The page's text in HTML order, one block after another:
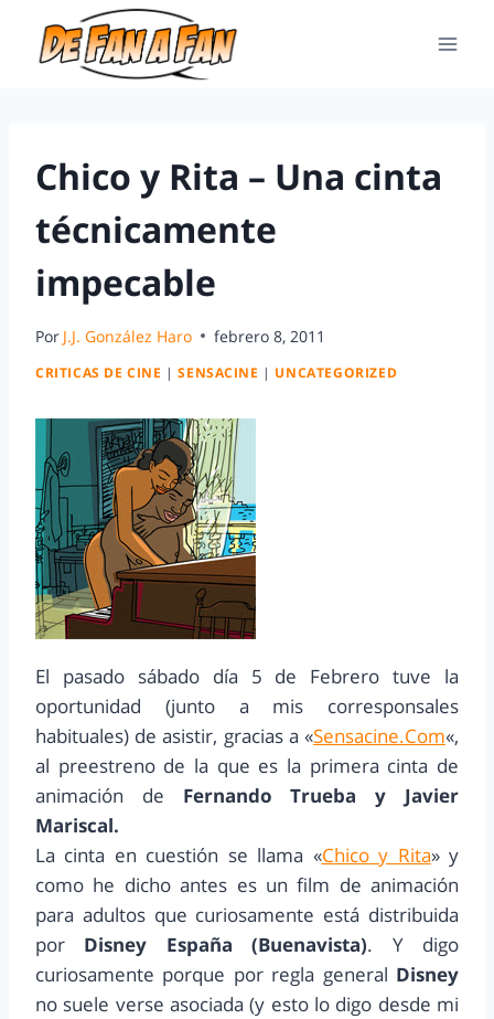
Chico y Rita – Una cinta
técnicamente
impecable
Por J.J. González Haro febrero 8, 2011
CRITICAS DE CINE |SENSACINE | UNCATEGORIZED
El pasado sábado día 5 de Febrero tuve la
oportunidad (junto a mis corresponsales
habituales) de asistir, gracias a «Sensacine.Com«,
al preestreno de la que es la primera cinta de
animación de Fernando Trueba y Javier
Mariscal.
La cinta en cuestión se llama «Chico y Rita» y
como he dicho antes es un film de animación
para adultos que curiosamente está distribuida
por Disney España (Buenavista). Y digo
curiosamente porque por regla general Disney
no suele verse asociada (y esto lo digo desde mi